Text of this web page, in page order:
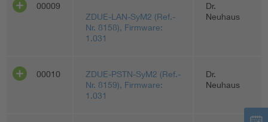
00009
ZDUE-LAN-SyM2 (Ref.-
Nr. 8158), Firmware:
1.031
Dr.
Neuhaus
00010
ZDUE-PSTN-SyM2 (Ref.-
Nr. 8159), Firmware:
1.031
Dr.
Neuhaus